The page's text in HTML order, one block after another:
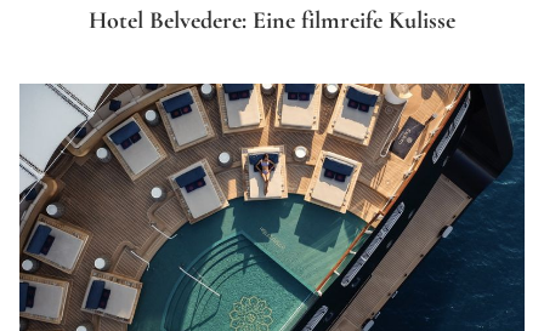
Hotel Belvedere: Eine filmreife Kulisse